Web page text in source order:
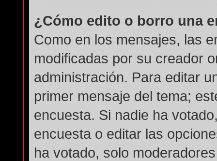
¿Cómo edito o borro una
Como en los mensajes, las
modificadas por su creador
administración. Para editar
primer mensaje del tema;
encuesta. Si nadie ha
encuesta o editar las
ha votado, solo